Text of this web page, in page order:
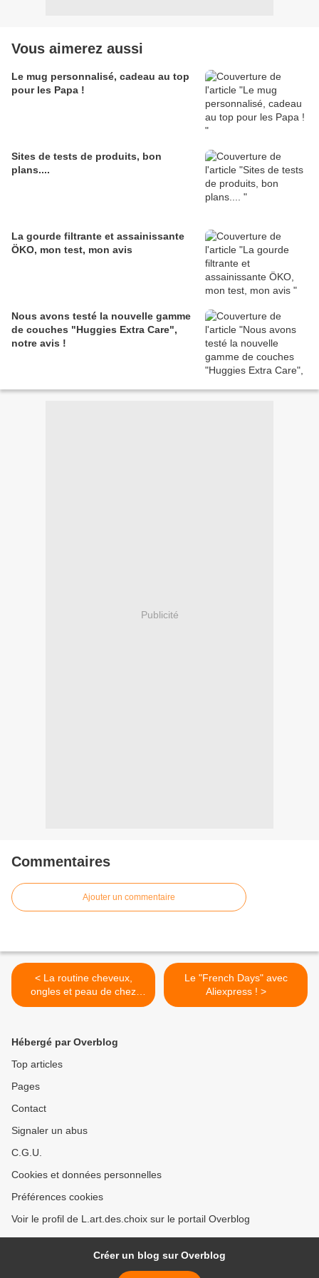
Vous aimerez aussi
Le mug personnalisé, cadeau au top
pour les Papa !
Sites de tests de produits, bon
plans....
La gourde filtrante et assainissante
ÖKO, mon test, mon avis
Nous avons testé la nouvelle gamme
de couches "Huggies Extra Care",
notre avis !
Publicité
Commentaires
Ajouter un commentaire
< La routine cheveux,
ongles et peau de chez
Luxéol, mon avis après test
Le "French Days" avec
Aliexpress ! >
Hébergé par Overblog
Top articles
Pages
Contact
Signaler un abus
C.G.U.
Cookies et données personnelles
Préférences cookies
Voir le profil de L.art.des.choix sur le portail Overblog
Créer un blog sur Overblog